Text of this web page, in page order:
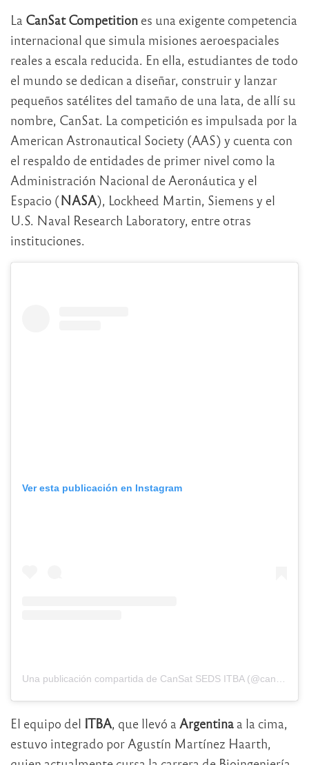
La CanSat Competition es una exigente competencia
internacional que simula misiones aeroespaciales
reales a escala reducida. En ella, estudiantes de todo
el mundo se dedican a diseñar, construir y lanzar
pequeños satélites del tamaño de una lata, de allí su
nombre, CanSat. La competición es impulsada por la
American Astronautical Society (AAS) y cuenta con
el respaldo de entidades de primer nivel como la
Administración Nacional de Aeronáutica y el
Espacio (NASA), Lockheed Martin, Siemens y el
U.S. Naval Research Laboratory, entre otras
instituciones.
Ver esta publicación en Instagram
El equipo del ITBA , que llevó a Argentina a la cima,
estuvo integrado por Agustín Martínez Haarth,